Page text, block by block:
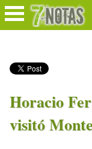
Horacio
visitó